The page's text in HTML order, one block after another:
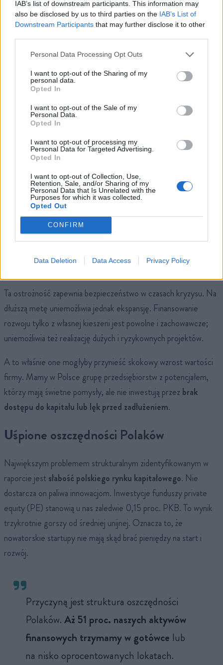
IAB’s list of downstream participants. This information may
also be disclosed by us to third parties on the IAB’s List of
Downstream Participants that may further disclose it to other
Personal Data Processing Opt Outs
I want to opt-out of the Sharing of my
personal data.
Opted In
I want to opt-out of the Sale of my
Personal Data.
Opted In
I want to opt-out of processing my
Personal Data for Targeted Advertising.
Opted In
I want to opt-out of Collection, Use,
Retention, Sale, and/or Sharing of my
Personal Data that Is Unrelated with the
Purposes for which it was collected.
Opted Out
CONFIRM
Data Deletion Data Access Privacy Policy
biznesu w najbliższej dekadzie.
Paraliżujący strach przed kredytem
przedsiębiorców. To ona w dużej mierze hamuje inwestycje.
Firmy wykazują skrajną niechęć do korzystania z zewnętrznego
finansowania.
Statystyki są jednoznaczne.
przedsiębiorstw finansuje inwestycje
wyłącznie z zysków bieżących. Zaledwie
38 proc. decyduje się sięgnąć po kredyt
bankowy.
Ta ostrożność zapewnia bezpieczeństwo w czasach kryzysu. Na
dłuższą metę uniemożliwia jednak ekspansję. Finansowanie
rozwoju tylko z własnej kieszeni jest powolne i zachowawcze;
uniemożliwia też realizację dużych i ryzykownych projektów.
A to właśnie one mogłyby przynieść skokowy wzrost wartości
firmy. Mamy w Polsce grupę przedsiębiorstw z potencjałem,
którzy mają świetne pomysły, ale nie inwestują przez brak
dostępu do kapitału lub lęk przed zadłużeniem.
Uśpione oszczędności Polaków
Największym problemem strukturalnym zidentyfikowanym w
raporcie jest słabość polskiego rynku kapitałowego. Nie
dostarcza on paliwa innowacjom. Inwestycje funduszy private
equity (PE) stanowią u nas zaledwie 0,15 proc. PKB. To wynik
trzykrotnie gorszy od średniej unijnej. Oznacza to, że
nowatorskie startupy nie mają skąd brać pieniędzy na start i
rozwój.
Przyczyną jest struktura oszczędności
Polaków.Aż 51 proc. naszych aktywów
finansowych trzymamy w gotówce lub
na nisko oprocentowanych lokatach.